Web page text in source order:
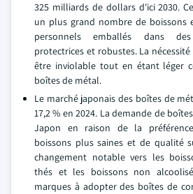
325 milliards de dollars d'ici 2030.
un plus grand nombre de boissons
personnels emballés dans
protectrices et robustes. La
être inviolable tout en étant léger
boîtes de métal.
Le marché japonais des boîtes de
17,2 % en 2024. La demande de
Japon en raison de la
boissons plus saines et de qualité
changement notable vers les
thés et les boissons non
marques à adopter des boîtes de